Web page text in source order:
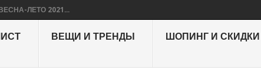
ВЕСНА-ЛЕТО 2021...
ВЕЩИ И ТРЕНДЫ ШОПИНГ И СКИДКИ